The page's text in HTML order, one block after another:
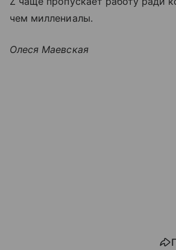
чем миллениалы.
Олеся Маевская